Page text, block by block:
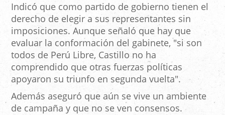
Indicó que como partido de gobierno tienen el
derecho de elegir a sus representantes sin
imposiciones. Aunque señaló que hay que
evaluar la conformación del gabinete, "si son
todos de Perú Libre, Castillo no ha
comprendido que otras fuerzas políticas
apoyaron su triunfo en segunda vuelta".
Además aseguró que aún se vive un ambiente
de campaña y que no se ven consensos.